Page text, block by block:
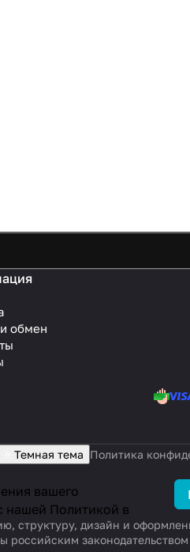
обмен
Темная тема Политика
структуру, дизайн и
российским
вашего
нашей Политикой в